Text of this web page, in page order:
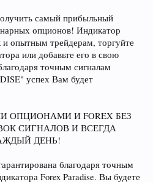
самый прибыльный
опционов! Индикатор
и опытным трейдерам, торгуйте
или добавьте его в свою
точным сигналам
успех Вам будет
ОПЦИОНАМИ И FOREX БЕЗ
СИГНАЛОВ И ВСЕГДА
ДЕНЬ!
благодаря точным
Forex Paradise. Вы будете